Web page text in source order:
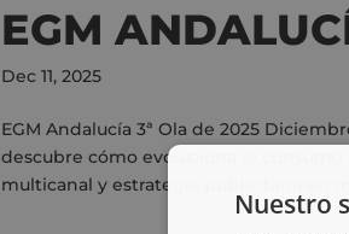
EGM
Dec 11, 2025
EGM Andalucía 3ª Ola de 2025
descubre cómo evoluciona el
multicanal y estrategia publicitaria en
Nuestro